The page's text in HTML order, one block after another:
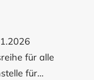
für alle
für…